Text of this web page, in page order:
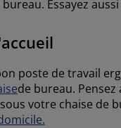
Essayez
poste de travail
de bureau. Pensez
votre chaise de